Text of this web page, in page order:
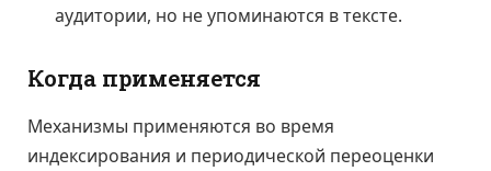
аудитории, но не упоминаются в тексте.
Когда применяется
Механизмы применяются во время
индексирования и периодической переоценки